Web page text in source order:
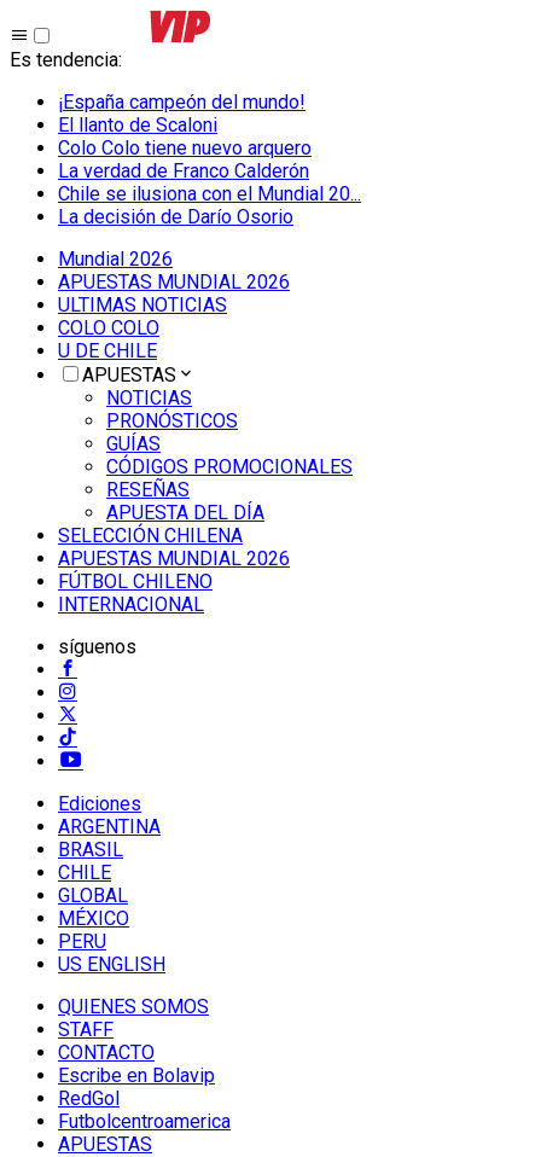
Es tendencia:
¡España campeón del mundo!
El llanto de Scaloni
Colo Colo tiene nuevo arquero
La verdad de Franco Calderón
Chile se ilusiona con el Mundial 20...
La decisión de Darío Osorio
Mundial 2026
APUESTAS MUNDIAL 2026
ULTIMAS NOTICIAS
COLO COLO
U DE CHILE
APUESTAS
NOTICIAS
PRONÓSTICOS
GUÍAS
CÓDIGOS PROMOCIONALES
RESEÑAS
APUESTA DEL DÍA
SELECCIÓN CHILENA
APUESTAS MUNDIAL 2026
FÚTBOL CHILENO
INTERNACIONAL
síguenos
Ediciones
ARGENTINA
BRASIL
CHILE
GLOBAL
MÉXICO
PERU
US ENGLISH
QUIENES SOMOS
STAFF
CONTACTO
Escribe en Bolavip
RedGol
Futbolcentroamerica
APUESTAS